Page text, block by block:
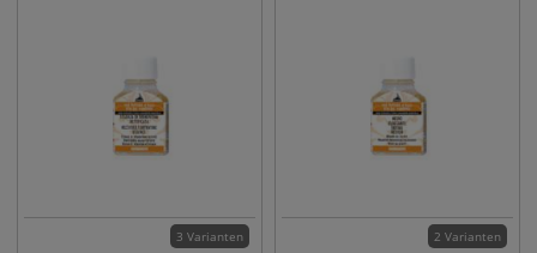
3 Varianten 2 Varianten